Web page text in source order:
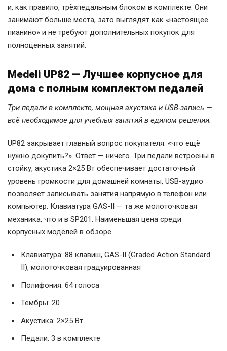
и, как правило, трёхпедальным блоком в комплекте. Они
занимают больше места, зато выглядят как «настоящее
пианино» и не требуют дополнительных покупок для
полноценных занятий.
Medeli UP82 — Лучшее корпусное для
дома с полным комплектом педалей
Три педали в комплекте, мощная акустика и USB-запись —
всё необходимое для учебных занятий в едином решении.
UP82 закрывает главный вопрос покупателя: «что ещё
нужно докупить?». Ответ — ничего. Три педали встроены в
стойку, акустика 2×25 Вт обеспечивает достаточный
уровень громкости для домашней комнаты, USB-аудио
позволяет записывать занятия напрямую в телефон или
компьютер. Клавиатура GAS-II — та же молоточковая
механика, что и в SP201. Наименьшая цена среди
корпусных моделей в обзоре.
Клавиатура: 88 клавиш, GAS-II (Graded Action Standard
II), молоточковая градуированная
Полифония: 64 голоса
Тембры: 20
Акустика: 2×25 Вт
Педали: 3 в комплекте